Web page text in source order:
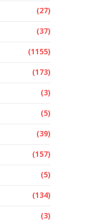
(27)
(37)
(1155)
(173)
(3)
(5)
(39)
(157)
(5)
(134)
(3)